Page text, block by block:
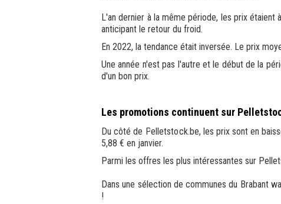
L'an dernier à la même période, les prix étaient
anticipant le retour du froid.
En 2022, la tendance était inversée. Le prix
Une année n'est pas l'autre et le début de la
d'un bon prix.
Les promotions continuent sur
Du côté de Pelletstock.be, les prix sont en
5,88 € en janvier.
Parmi les offres les plus intéressantes sur
Dans une sélection de communes du Brabant
!